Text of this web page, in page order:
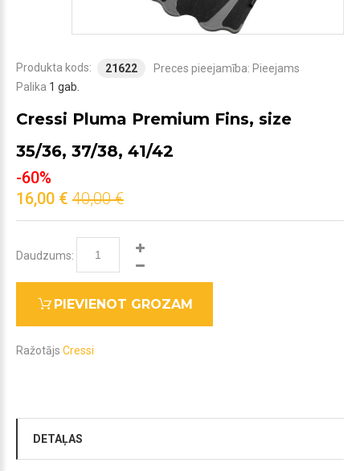
Produkta kods: 21622 Preces pieejamība: Pieejams
Palika 1 gab.
Cressi Pluma Premium Fins, size
35/36, 37/38, 41/42
-60%
16,00 € 40,00 €
Daudzums:
PIEVIENOT GROZAM
Ražotājs Cressi
DETAĻAS